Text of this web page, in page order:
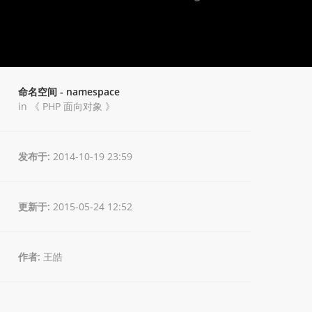
命名空间 - namespace
in 《 PHP 面向对象 》
发布于: 2014-10-19 23:59
更新于: 2015-05-24 12:52
作者: 王皓